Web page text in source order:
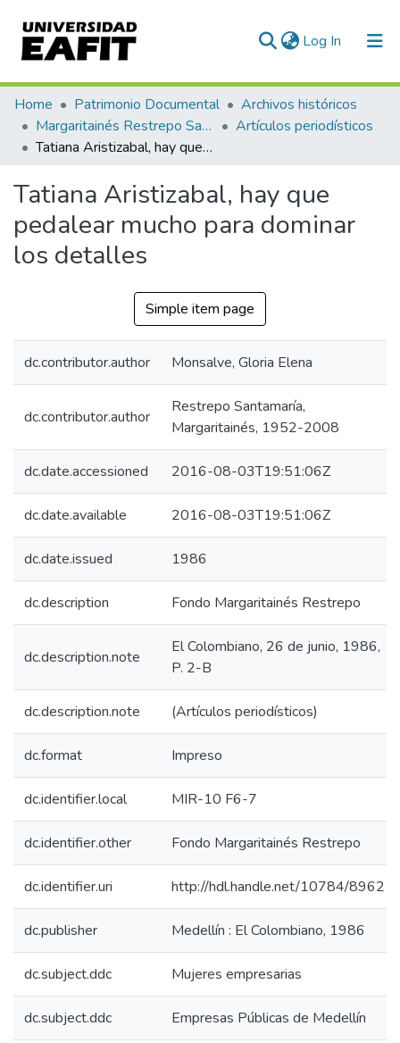
Log In (current)
Communities & Collections
All of DSpace
Home Patrimonio Documental
Archivos históricos
Margaritainés Restrepo Santamaría
Artículos periodísticos
Tatiana Aristizabal, hay que pedalear mucho para dominar los detalles
Tatiana Aristizabal, hay que
pedalear mucho para dominar
los detalles
Simple item page
dc.contributor.author Monsalve, Gloria Elena
dc.contributor.author
Restrepo Santamaría,
Margaritainés, 1952-2008
dc.date.accessioned 2016-08-03T19:51:06Z
dc.date.available 2016-08-03T19:51:06Z
dc.date.issued 1986
dc.description Fondo Margaritainés Restrepo
dc.description.note
El Colombiano, 26 de junio, 1986,
P. 2-B
dc.description.note (Artículos periodísticos)
dc.format Impreso
dc.identifier.local MIR-10 F6-7
dc.identifier.other Fondo Margaritainés Restrepo
dc.identifier.uri http://hdl.handle.net/10784/8962
dc.publisher Medellín : El Colombiano, 1986
dc.subject.ddc Mujeres empresarias
dc.subject.ddc Empresas Públicas de Medellín